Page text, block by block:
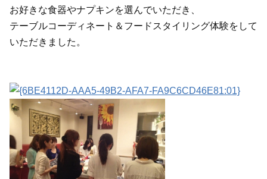
お好きな食器やナプキンを選んでいただき、
テーブルコーディネート＆フードスタイリング体験をして
いただきました。